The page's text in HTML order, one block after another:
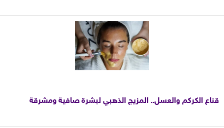
قناع الكركم والعسل.. المزيج الذهبي لبشرة صافية ومشرقة